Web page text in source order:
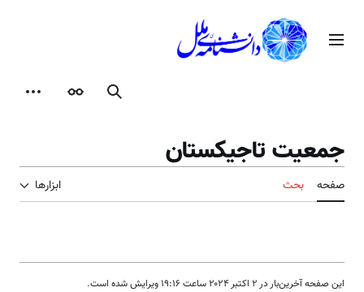
محتوامنوی اصلی
جستجوظاهر
جمعیت تاجیکستان
صفحه بحث ابزارها
این صفحه آخرین‌بار در ‏۲ اکتبر ۲۰۲۴ ساعت ‏۱۹:۱۶ ویرایش شده است.